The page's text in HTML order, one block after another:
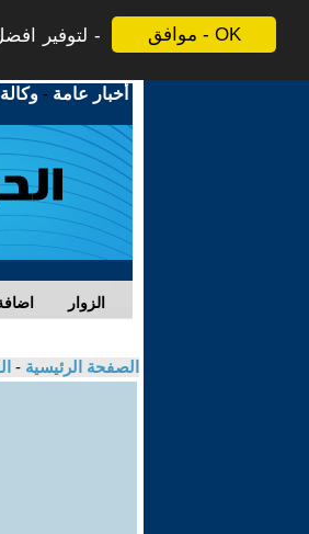
موافق - OK
لتوفير
أخبار عامة -
الزوار
الصفحة الرئيسية -